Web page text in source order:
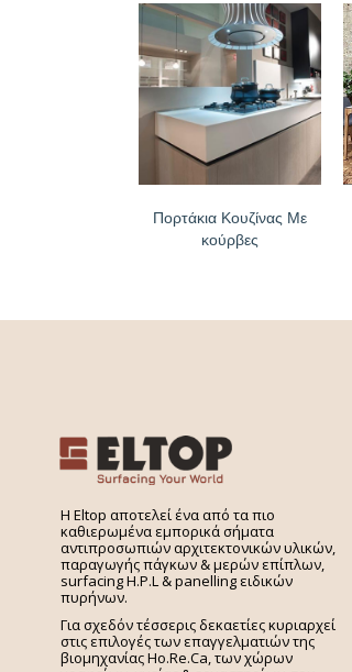
Πορτάκια Κουζίνας Με
κούρβες
H Eltop αποτελεί ένα από τα πιο
καθιερωμένα εμπορικά σήματα
αντιπροσωπιών αρχιτεκτονικών υλικών,
παραγωγής πάγκων & μερών επίπλων,
surfacing H.P.L & panelling ειδικών
πυρήνων.
Για σχεδόν τέσσερις δεκαετίες κυριαρχεί
στις επιλογές των επαγγελματιών της
βιομηχανίας Ho.Re.Ca, των χώρων